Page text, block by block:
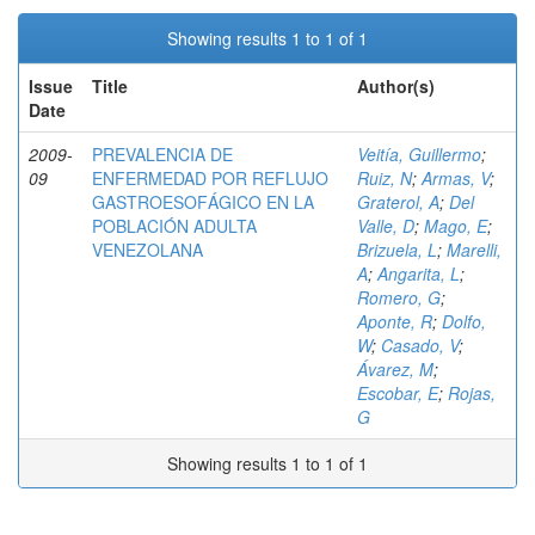
Showing results 1 to 1 of 1
Issue
Date
Title Author(s)
2009-
09
PREVALENCIA DE
ENFERMEDAD POR REFLUJO
GASTROESOFÁGICO EN LA
POBLACIÓN ADULTA
VENEZOLANA
Veitía, Guillermo;
Ruiz, N;Armas, V;
Graterol, A; Del
Valle, D; Mago, E;
Brizuela, L; Marelli,
A;Angarita, L;
Romero, G;
Aponte, R; Dolfo,
W; Casado, V;
Ávarez, M;
Escobar, E; Rojas,
G
Showing results 1 to 1 of 1